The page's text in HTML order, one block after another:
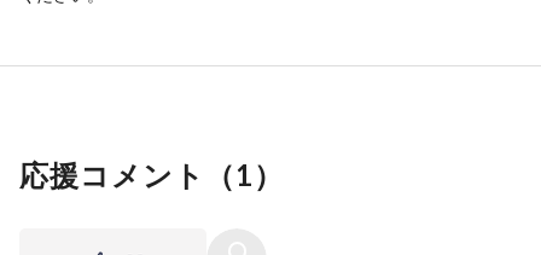
応援コメント（1）